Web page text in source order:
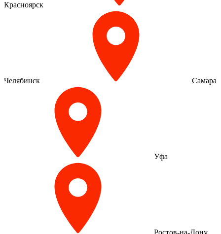
Красноярск
Челябинск Самара
Уфа
Ростов-на-Дону